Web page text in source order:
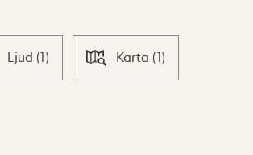
Ljud (1) Karta (1)